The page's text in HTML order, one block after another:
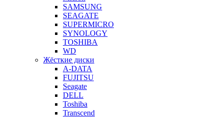
SAMSUNG
SEAGATE
SUPERMICRO
SYNOLOGY
TOSHIBA
WD
Жёсткие диски
A-DATA
FUJITSU
Seagate
DELL
Toshiba
Transcend